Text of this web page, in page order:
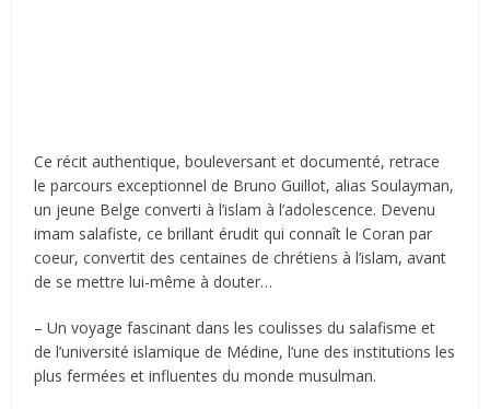
Ce récit authentique, bouleversant et documenté, retrace
le parcours exceptionnel de Bruno Guillot, alias Soulayman,
un jeune Belge converti à l’islam à l’adolescence. Devenu
imam salafiste, ce brillant érudit qui connaît le Coran par
coeur, convertit des centaines de chrétiens à l’islam, avant
de se mettre lui-même à douter…
– Un voyage fascinant dans les coulisses du salafisme et
de l’université islamique de Médine, l’une des institutions les
plus fermées et influentes du monde musulman.